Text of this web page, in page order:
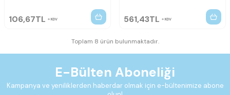
106,67TL KDV 561,43TL KDV
Toplam 8 ürün bulunmaktadır.
E-Bülten Aboneliği
Kampanya ve yeniliklerden haberdar olmak için e-bültenimize abone